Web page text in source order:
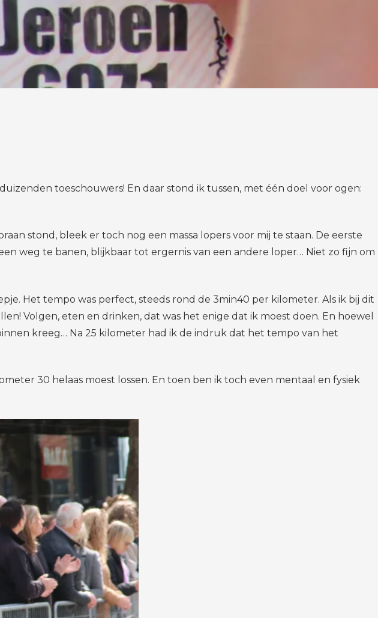
toeschouwers! En daar stond ik tussen, met één doel voor ogen:
stond, bleek er toch nog een massa lopers voor mij te staan. De eerste
weg te banen, blijkbaar tot ergernis van een andere loper… Niet zo fijn om
Het tempo was perfect, steeds rond de 3min40 per kilometer. Als ik bij dit
Volgen, eten en drinken, dat was het enige dat ik moest doen. En hoewel
kreeg… Na 25 kilometer had ik de indruk dat het tempo van het
30 helaas moest lossen. En toen ben ik toch even mentaal en fysiek